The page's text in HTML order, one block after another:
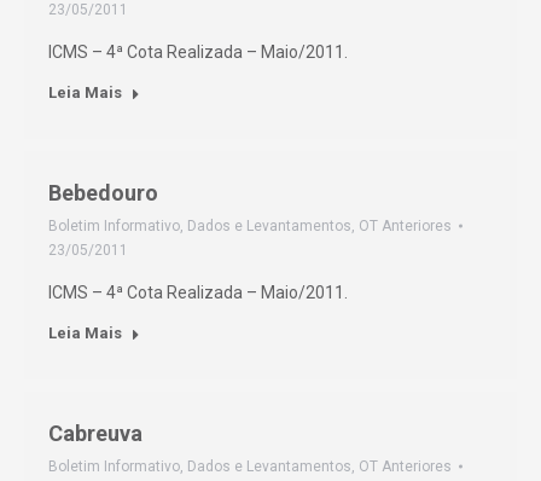
23/05/2011
ICMS – 4ª Cota Realizada – Maio/2011.
Leia Mais
Bebedouro
Boletim Informativo, Dados e Levantamentos, OT Anteriores
23/05/2011
ICMS – 4ª Cota Realizada – Maio/2011.
Leia Mais
Cabreuva
Boletim Informativo, Dados e Levantamentos, OT Anteriores